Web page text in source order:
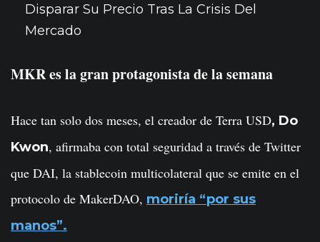
Disparar Su Precio Tras La Crisis Del
Mercado
MKR es la gran protagonista de la semana
Hace tan solo dos meses, el creador de Terra USD, Do
Kwon, afirmaba con total seguridad a través de Twitter
que DAI, la stablecoin multicolateral que se emite en el
protocolo de MakerDAO, moriría “por sus
manos”.